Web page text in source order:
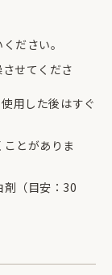
ださい。
せてくださ
用した後はすぐ
とがありま
（目安：30